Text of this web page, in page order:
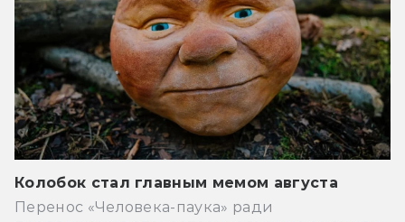
Колобок стал главным мемом августа
Перенос «Человека-паука» ради